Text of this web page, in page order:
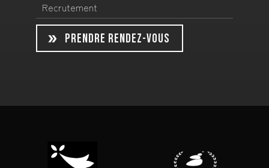
Recrutement
PRENDRE RENDEZ-VOUS